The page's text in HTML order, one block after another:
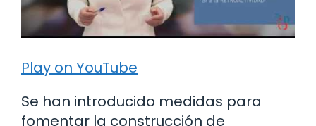
Play on YouTube
Se han introducido medidas para
fomentar la construcción de